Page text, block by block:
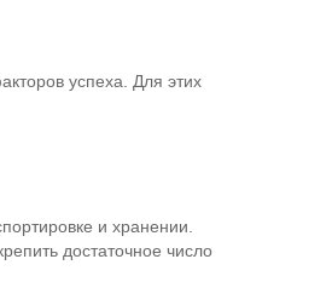
успеха. Для этих
и хранении.
достаточное число